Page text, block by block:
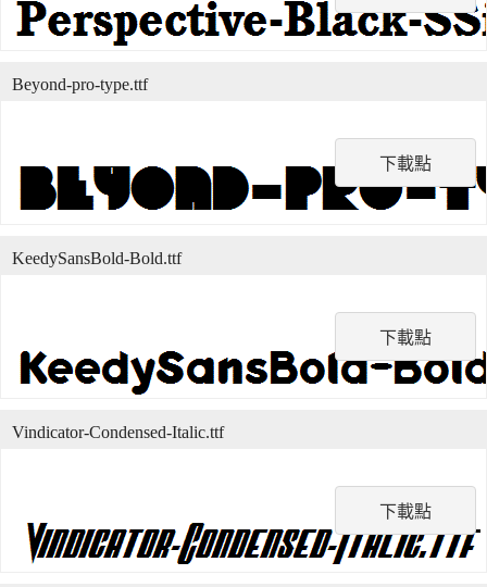
下載點
Beyond-pro-type.ttf
下載點
KeedySansBold-Bold.ttf
下載點
Vindicator-Condensed-Italic.ttf